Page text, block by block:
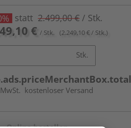
statt 2.499,00 € / Stk.
€ / Stk. (2.249,10 € / Stk.)
Stk.
kostenloser Versand